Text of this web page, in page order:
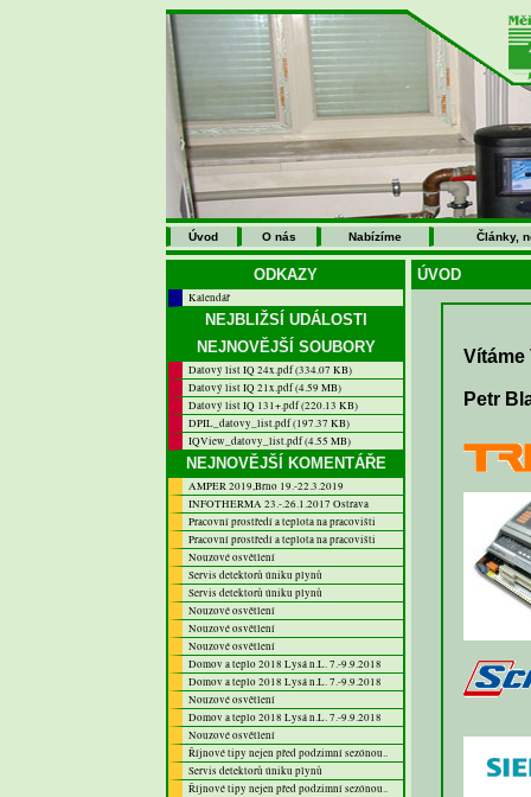
Úvod O nás Nabízíme Články,
ODKAZY
Kalendář
NEJBLIŽSÍ UDÁLOSTI
NEJNOVĚJŠÍ SOUBORY
Datový list IQ 24x.pdf (334.07 KB)
Datový list IQ 21x.pdf (4.59 MB)
Datový list IQ 131+.pdf (220.13 KB)
DPIL_datovy_list.pdf (197.37 KB)
IQView_datovy_list.pdf (4.55 MB)
NEJNOVĚJŠÍ KOMENTÁŘE
AMPER 2019,Brno 19.-22.3.2019
INFOTHERMA 23.-.26.1.2017 Ostrava
Pracovní prostředí a teplota na pracovišti
Pracovní prostředí a teplota na pracovišti
Nouzové osvětlení
Servis detektorů úniku plynů
Servis detektorů úniku plynů
Nouzové osvětlení
Nouzové osvětlení
Nouzové osvětlení
Domov a teplo 2018 Lysá n.L. 7.-9.9.2018
Domov a teplo 2018 Lysá n.L. 7.-9.9.2018
Nouzové osvětlení
Domov a teplo 2018 Lysá n.L. 7.-9.9.2018
Nouzové osvětlení
Říjnové tipy nejen před podzimní sezónou..
Servis detektorů úniku plynů
Říjnové tipy nejen před podzimní sezónou..
ÚVOD
Petr